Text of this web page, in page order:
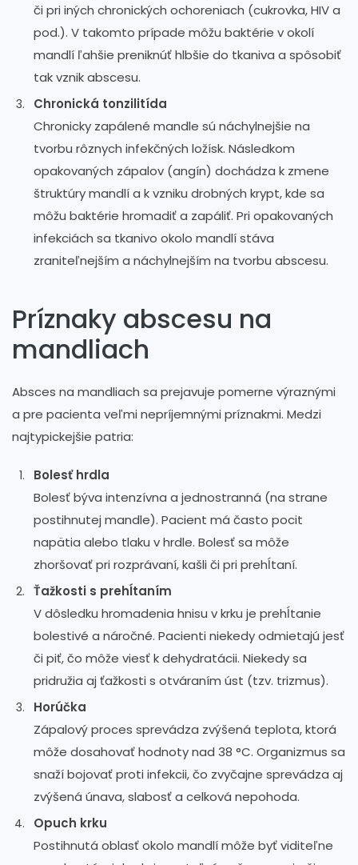
či pri iných chronických ochoreniach (cukrovka, HIV a
pod.). V takomto prípade môžu baktérie v okolí
mandlí ľahšie preniknúť hlbšie do tkaniva a spôsobiť
tak vznik abscesu.
Chronická tonzilitída
Chronicky zapálené mandle sú náchylnejšie na
tvorbu rôznych infekčných ložísk. Následkom
opakovaných zápalov (angín) dochádza k zmene
štruktúry mandlí a k vzniku drobných krypt, kde sa
môžu baktérie hromadiť a zapáliť. Pri opakovaných
infekciách sa tkanivo okolo mandlí stáva
zraniteľnejším a náchylnejším na tvorbu abscesu.
Príznaky abscesu na
mandliach
Absces na mandliach sa prejavuje pomerne výraznými
a pre pacienta veľmi nepríjemnými príznakmi. Medzi
najtypickejšie patria:
Bolesť hrdla
Bolesť býva intenzívna a jednostranná (na strane
postihnutej mandle). Pacient má často pocit
napätia alebo tlaku v hrdle. Bolesť sa môže
zhoršovať pri rozprávaní, kašli či pri prehĺtaní.
Ťažkosti s prehĺtaním
V dôsledku hromadenia hnisu v krku je prehĺtanie
bolestivé a náročné. Pacienti niekedy odmietajú jesť
či piť, čo môže viesť k dehydratácii. Niekedy sa
pridružia aj ťažkosti s otváraním úst (tzv. trizmus).
Horúčka
Zápalový proces sprevádza zvýšená teplota, ktorá
môže dosahovať hodnoty nad 38 °C. Organizmus sa
snaží bojovať proti infekcii, čo zvyčajne sprevádza aj
zvýšená únava, slabosť a celková nepohoda.
Opuch krku
Postihnutá oblasť okolo mandlí môže byť viditeľne